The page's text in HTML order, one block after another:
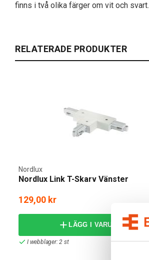
finns i två olika färger om vit och svart.
RELATERADE PRODUKTER
Nordlux Link T-Skarv Vänster
Nordlux
129,00 kr
LÄGG I VARUKORG
I webblager: 2 st